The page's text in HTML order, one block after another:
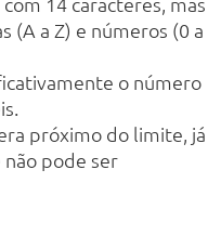
(A a Z) e números (0 a
o número
próximo do limite, já
não pode ser